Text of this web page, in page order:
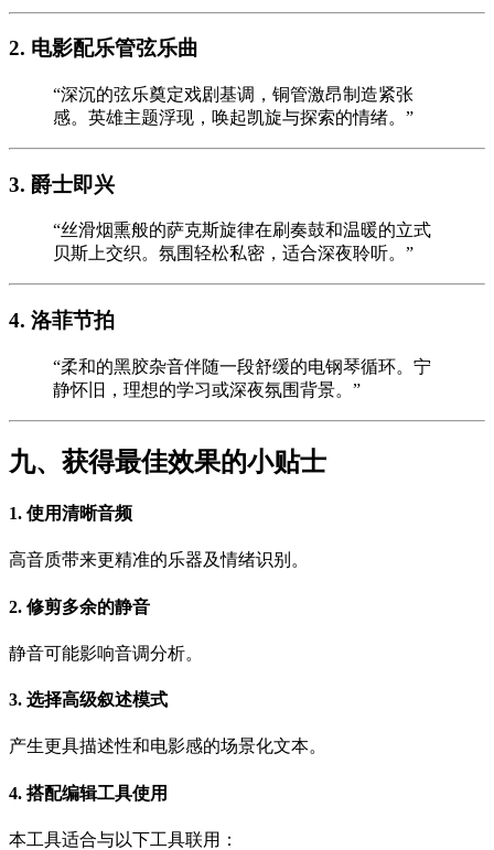
2. 电影配乐管弦乐曲
“深沉的弦乐奠定戏剧基调，铜管激昂制造紧张
感。英雄主题浮现，唤起凯旋与探索的情绪。”
3. 爵士即兴
“丝滑烟熏般的萨克斯旋律在刷奏鼓和温暖的立式
贝斯上交织。氛围轻松私密，适合深夜聆听。”
4. 洛菲节拍
“柔和的黑胶杂音伴随一段舒缓的电钢琴循环。宁
静怀旧，理想的学习或深夜氛围背景。”
九、获得最佳效果的小贴士
1. 使用清晰音频
高音质带来更精准的乐器及情绪识别。
2. 修剪多余的静音
静音可能影响音调分析。
3. 选择高级叙述模式
产生更具描述性和电影感的场景化文本。
4. 搭配编辑工具使用
本工具适合与以下工具联用：